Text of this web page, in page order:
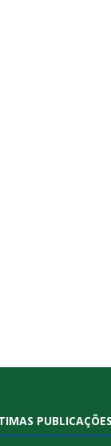
PUBLICAÇÕES